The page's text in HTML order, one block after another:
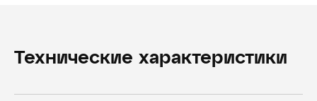
Технические характеристики